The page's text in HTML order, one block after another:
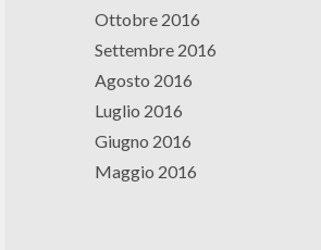
Ottobre 2016
Settembre 2016
Agosto 2016
Luglio 2016
Giugno 2016
Maggio 2016